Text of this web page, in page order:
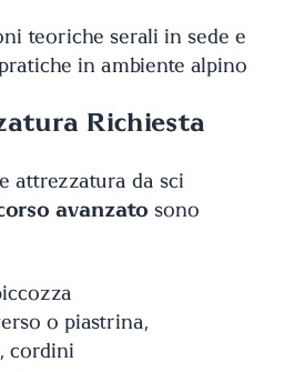
teoriche serali in sede e
in ambiente alpino
Richiesta
attrezzatura da sci
avanzato sono
o piastrina,
cordini